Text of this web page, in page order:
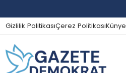
Gizlilik PolitikasıÇerez PolitikasıKünye